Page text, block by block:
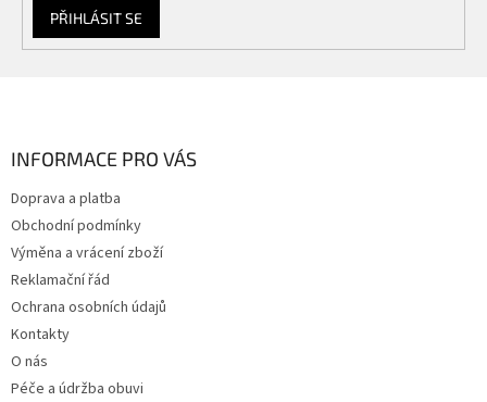
PŘIHLÁSIT SE
INFORMACE PRO VÁS
Doprava a platba
Obchodní podmínky
Výměna a vrácení zboží
Reklamační řád
Ochrana osobních údajů
Kontakty
O nás
Péče a údržba obuvi